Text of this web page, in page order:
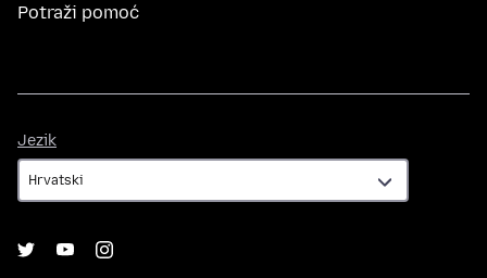
Potraži pomoć
Jezik